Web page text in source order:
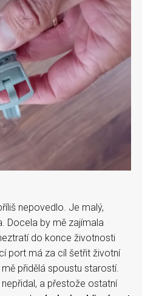
nepovedlo. Je malý,
Docela by mě zajímala
do konce životnosti
port má za cíl šetřit životní
přidělá spoustu starostí.
a přestože ostatní